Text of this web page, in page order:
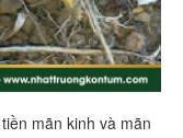
mãn kinh và mãn